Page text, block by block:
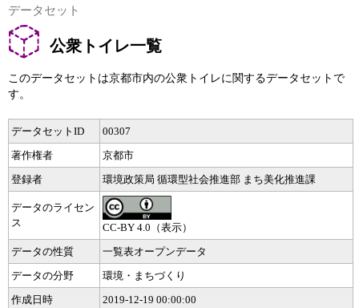
データセット
公衆トイレ一覧
このデータセットは京都市内の公衆トイレに関するデータセットで
す。
データセットID
00307
著作権者
京都市
登録者
環境政策局 循環型社会推進部 まち美化推進課
データのライセン
ス
CC-BY 4.0（表示）
データの性質
一覧表オープンデータ
データの分野
環境・まちづくり
作成日時
2019-12-19 00:00:00